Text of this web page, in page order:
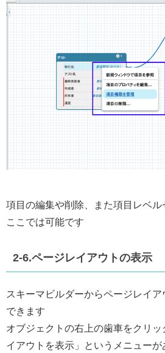
項目の編集や削除、また項目レベ
ここでは可能です
2-6.ページレイアウトの表示
スキーマビルダーからページレイ
できます
オブジェクトの右上の歯車をクリ
イアウトを表示」というメニューが